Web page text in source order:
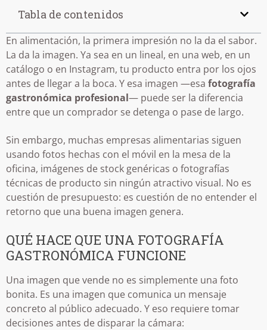
Tabla de contenidos
En alimentación, la primera impresión no la da el sabor.
La da la imagen. Ya sea en un lineal, en una web, en un
catálogo o en Instagram, tu producto entra por los ojos
antes de llegar a la boca. Y esa imagen —esa fotografía
gastronómica profesional— puede ser la diferencia
entre que un comprador se detenga o pase de largo.
Sin embargo, muchas empresas alimentarias siguen
usando fotos hechas con el móvil en la mesa de la
oficina, imágenes de stock genéricas o fotografías
técnicas de producto sin ningún atractivo visual. No es
cuestión de presupuesto: es cuestión de no entender el
retorno que una buena imagen genera.
QUÉ HACE QUE UNA FOTOGRAFÍA
GASTRONÓMICA FUNCIONE
Una imagen que vende no es simplemente una foto
bonita. Es una imagen que comunica un mensaje
concreto al público adecuado. Y eso requiere tomar
decisiones antes de disparar la cámara: